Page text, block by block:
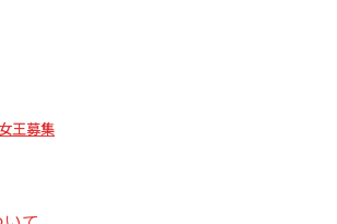
王募集